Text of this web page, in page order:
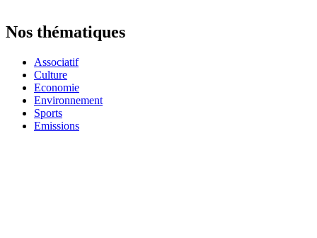
Nos thématiques
Associatif
Culture
Economie
Environnement
Sports
Emissions